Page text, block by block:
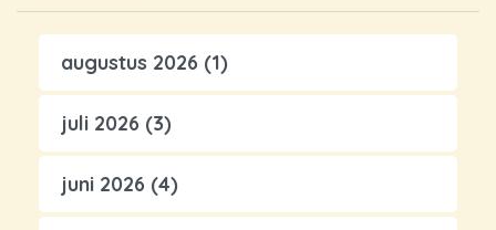
augustus 2026 (1)
juli 2026 (3)
juni 2026 (4)